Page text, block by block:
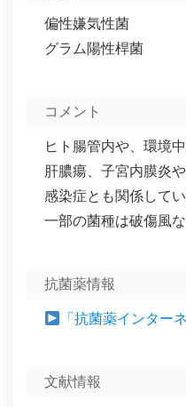
偏性嫌気性菌
グラム陽性桿菌
コメント
ヒト腸管内や、環境
肝膿瘍、子宮内膜炎
感染症とも関係してい
一部の菌種は破傷風
抗菌薬情報
「抗菌薬インター
文献情報